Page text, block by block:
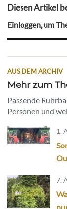
Diesen Artikel
Einloggen, um
AUS DEM ARCHIV
Mehr zum
Passende
Personen und
1.
7.